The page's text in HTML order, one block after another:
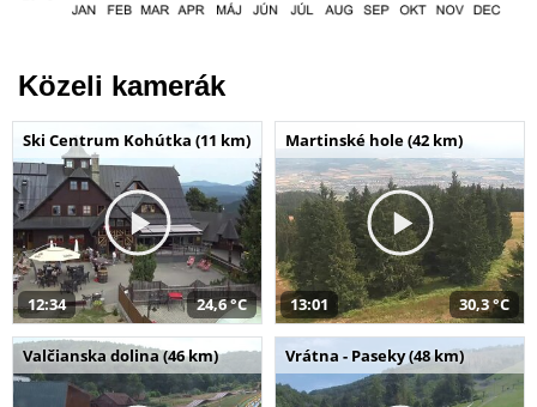
Közeli kamerák
Ski Centrum Kohútka (11 km)
12:34 24,6 °C
Martinské hole (42 km)
13:01 30,3 °C
Valčianska dolina (46 km) Vrátna - Paseky (48 km)